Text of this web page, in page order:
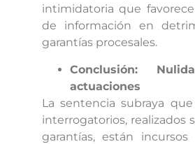
intimidatoria que
de información en
garantías procesales.
Conclusión:
actuaciones
La sentencia subraya
interrogatorios, realizados
garantías, están